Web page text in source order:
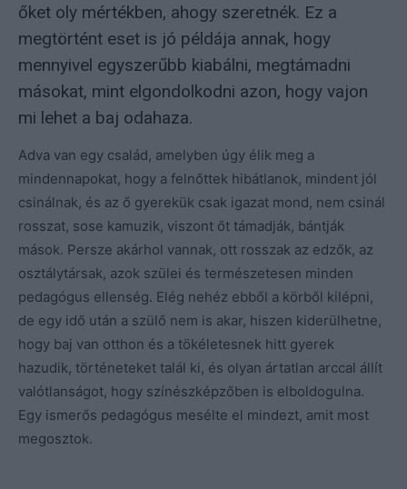
őket oly mértékben, ahogy szeretnék. Ez a
megtörtént eset is jó példája annak, hogy
mennyivel egyszerűbb kiabálni, megtámadni
másokat, mint elgondolkodni azon, hogy vajon
mi lehet a baj odahaza.
Adva van egy család, amelyben úgy élik meg a
mindennapokat, hogy a felnőttek hibátlanok, mindent jól
csinálnak, és az ő gyerekük csak igazat mond, nem csinál
rosszat, sose kamuzik, viszont őt támadják, bántják
mások. Persze akárhol vannak, ott rosszak az edzők, az
osztálytársak, azok szülei és természetesen minden
pedagógus ellenség. Elég nehéz ebből a körből kilépni,
de egy idő után a szülő nem is akar, hiszen kiderülhetne,
hogy baj van otthon és a tökéletesnek hitt gyerek
hazudik, történeteket talál ki, és olyan ártatlan arccal állít
valótlanságot, hogy színészképzőben is elboldogulna.
Egy ismerős pedagógus mesélte el mindezt, amit most
megosztok.